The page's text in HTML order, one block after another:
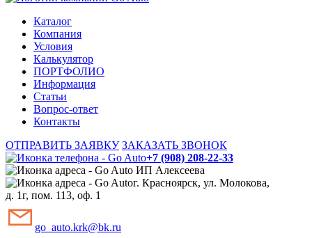
Каталог
Компания
Условия
Калькулятор
ПОРТФОЛИО
Информация
Статьи
Вопрос-ответ
Контакты
ОТПРАВИТЬ ЗАЯВКУ ЗАКАЗАТЬ ЗВОНОК
+7 (908) 208-22-33
ИП Алексеева
г. Красноярск, ул. Молокова,
д. 1г, пом. 113, оф. 1
go_auto.krk@bk.ru